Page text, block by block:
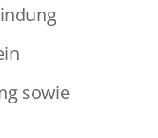
sowie